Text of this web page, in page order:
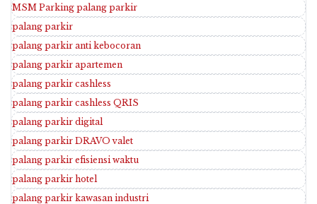
MSM Parking palang parkir
palang parkir
palang parkir anti kebocoran
palang parkir apartemen
palang parkir cashless
palang parkir cashless QRIS
palang parkir digital
palang parkir DRAVO valet
palang parkir efisiensi waktu
palang parkir hotel
palang parkir kawasan industri